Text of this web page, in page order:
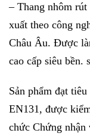
– Thang nhôm
xuất theo công
Châu Âu. Được
cao cấp siêu bền.
Sản phẩm đạt
EN131, được
chức Chứng nhận